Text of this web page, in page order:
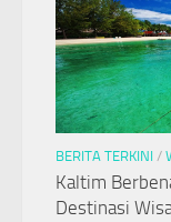
BERITA TERKINI /
Kaltim
Destinasi